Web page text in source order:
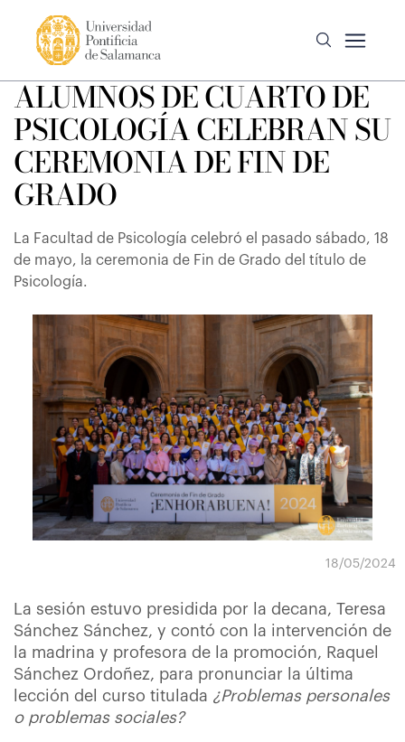
ALUMNOS DE CUARTO DE
PSICOLOGÍA CELEBRAN SU
CEREMONIA DE FIN DE
GRADO
La Facultad de Psicología celebró el pasado sábado, 18
de mayo, la ceremonia de Fin de Grado del título de
Psicología.
18/05/2024
La sesión estuvo presidida por la decana, Teresa
Sánchez Sánchez, y contó con la intervención de
la madrina y profesora de la promoción, Raquel
Sánchez Ordoñez, para pronunciar la última
lección del curso titulada ¿Problemas personales
o problemas sociales?